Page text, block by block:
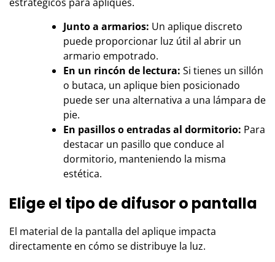
Junto a armarios: Un aplique discreto
puede proporcionar luz útil al abrir un
armario empotrado.
En un rincón de lectura: Si tienes un sillón
o butaca, un aplique bien posicionado
puede ser una alternativa a una lámpara de
pie.
En pasillos o entradas al dormitorio: Para
destacar un pasillo que conduce al
dormitorio, manteniendo la misma
estética.
Elige el tipo de difusor o pantalla
El material de la pantalla del aplique impacta
directamente en cómo se distribuye la luz.